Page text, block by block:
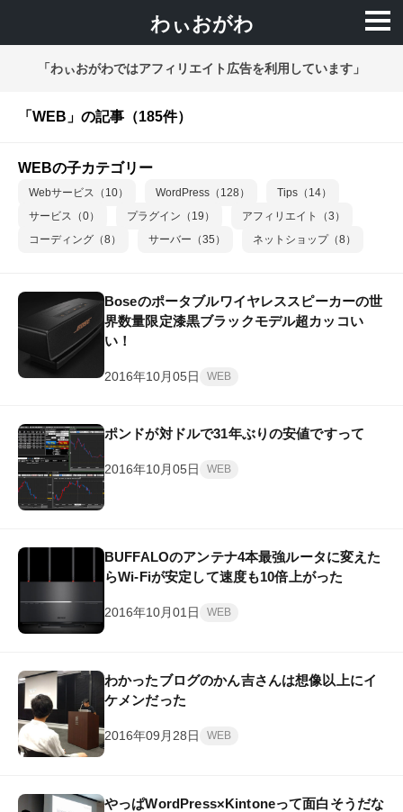
わぃおがわ
「わぃおがわではアフィリエイト広告を利用しています」
「WEB」の記事（185件）
WEBの子カテゴリー
Webサービス（10） WordPress（128）
Tips（14）
サービス（0）
プラグイン（19）
アフィリエイト（3）
コーディング（8）
サーバー（35） ネットショップ（8）
Boseのポータブルワイヤレススピーカーの世
界数量限定漆黒ブラックモデル超カッコい
い！
2016年10月05日 WEB
ポンドが対ドルで31年ぶりの安値ですって
2016年10月05日 WEB
BUFFALOのアンテナ4本最強ルータに変えた
らWi-Fiが安定して速度も10倍上がった
2016年10月01日 WEB
わかったブログのかん吉さんは想像以上にイ
ケメンだった
2016年09月28日 WEB
やっぱWordPress×Kintoneって面白そうだな